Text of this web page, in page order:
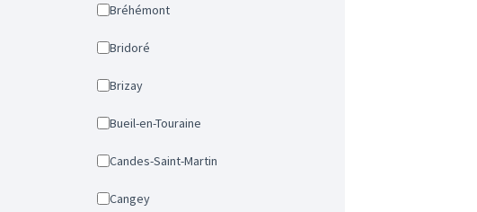
Bréhémont
Bridoré
Brizay
Bueil-en-Touraine
Candes-Saint-Martin
Cangey